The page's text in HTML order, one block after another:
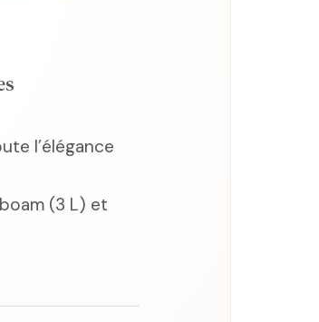
l’élégance
(3 L) et